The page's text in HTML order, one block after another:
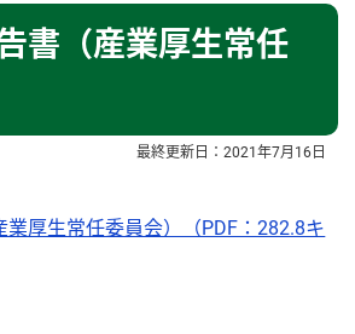
書（産業厚生常任
最終更新日：2021年7月16日
業厚生常任委員会）（PDF：282.8キ